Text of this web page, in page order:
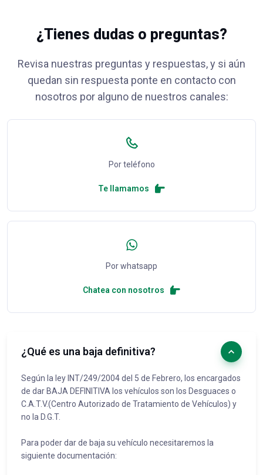
¿Tienes dudas o preguntas?
Revisa nuestras preguntas y respuestas, y si aún
quedan sin respuesta ponte en contacto con
nosotros por alguno de nuestros canales:
Por teléfono
Te llamamos
Por whatsapp
Chatea con nosotros
¿Qué es una baja definitiva?
Según la ley INT/249/2004 del 5 de Febrero, los encargados
de dar BAJA DEFINITIVA los vehículos son los Desguaces o
C.A.T.V.(Centro Autorizado de Tratamiento de Vehículos) y
no la D.G.T.
Para poder dar de baja su vehículo necesitaremos la
siguiente documentación: